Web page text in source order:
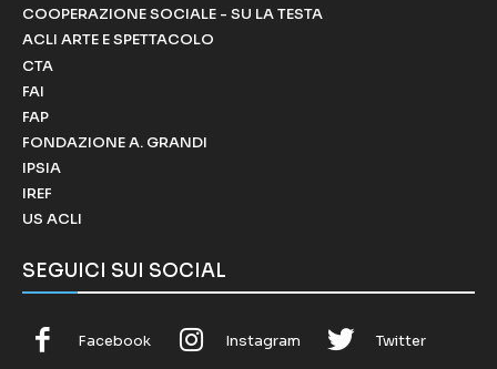
COOPERAZIONE SOCIALE - SU LA TESTA
ACLI ARTE E SPETTACOLO
CTA
FAI
FAP
FONDAZIONE A. GRANDI
IPSIA
IREF
US ACLI
SEGUICI SUI SOCIAL
Facebook Instagram Twitter